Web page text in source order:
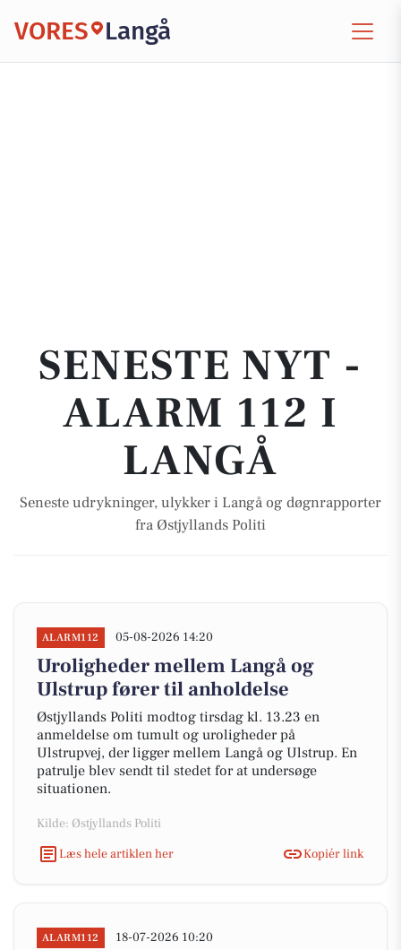
VORES Langå
SENESTE NYT -
ALARM 112 I
LANGÅ
Seneste udrykninger, ulykker i Langå og døgnrapporter
fra Østjyllands Politi
ALARM112 05-08-2026 14:20
Uroligheder mellem Langå og
Ulstrup fører til anholdelse
Østjyllands Politi modtog tirsdag kl. 13.23 en
anmeldelse om tumult og uroligheder på
Ulstrupvej, der ligger mellem Langå og Ulstrup. En
patrulje blev sendt til stedet for at undersøge
situationen.
Kilde: Østjyllands Politi
Læs hele artiklen her
Kopiér link
ALARM112 18-07-2026 10:20